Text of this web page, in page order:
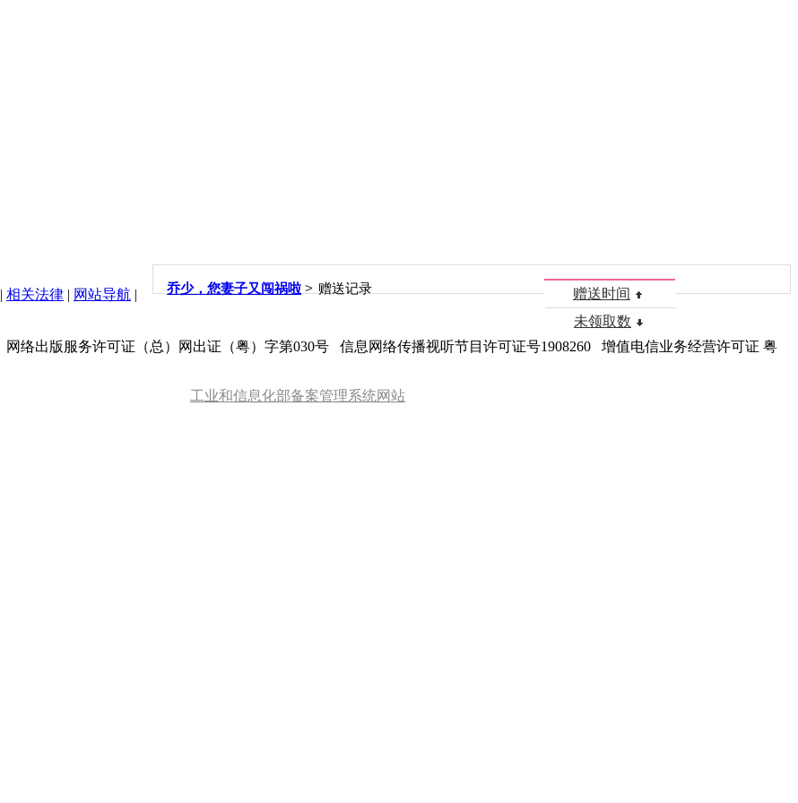
赠送时间
未领取数
乔少，您妻子又闯祸啦 > 赠送记录
| 相关法律 | 网站导航 |
网络出版服务许可证（总）网出证（粤）字第030号 信息网络传播视听节目许可证号1908260 增值电信业务经营许可证 粤
工业和信息化部备案管理系统网站